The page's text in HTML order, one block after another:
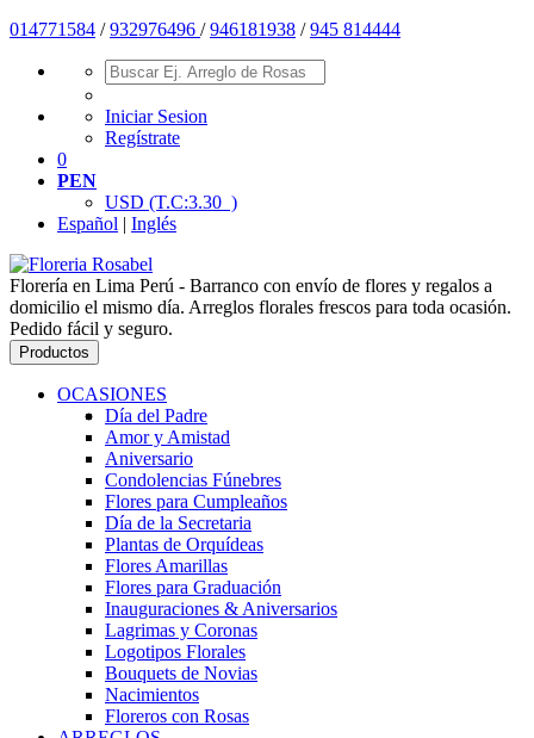
014771584 /932976496 /946181938 /945 814444
Iniciar Sesion
Regístrate
0
PEN
USD (T.C:3.30 )
Español | Inglés
Florería en Lima Perú - Barranco con envío de flores y regalos a
domicilio el mismo día. Arreglos florales frescos para toda ocasión.
Pedido fácil y seguro.
Productos
OCASIONES
Día del Padre
Amor y Amistad
Aniversario
Condolencias Fúnebres
Flores para Cumpleaños
Día de la Secretaria
Plantas de Orquídeas
Flores Amarillas
Flores para Graduación
Inauguraciones & Aniversarios
Lagrimas y Coronas
Logotipos Florales
Bouquets de Novias
Nacimientos
Floreros con Rosas